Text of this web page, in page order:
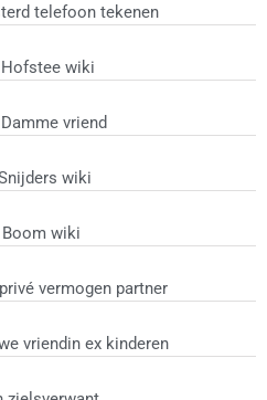
telefoon tekenen
wiki
vriend
wiki
Boom wiki
vermogen partner
vriendin ex kinderen